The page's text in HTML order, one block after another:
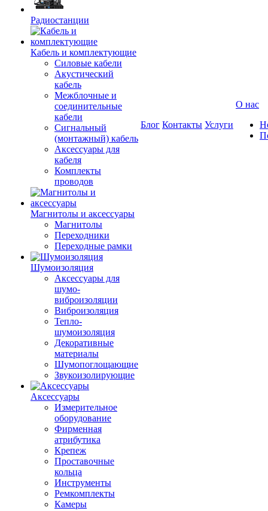
Радиостанции
Кабель и комплектующие
Силовые кабели
Акустический
кабель
Межблочные и
соединительные
кабели
Сигнальный
(монтажный) кабель
Аксессуары для
кабеля
Комплекты
проводов
Магнитолы и аксессуары
Магнитолы
Переходники
Переходные рамки
Шумоизоляция
Аксессуары для
шумо-
виброизоляции
Виброизоляция
Тепло-
шумоизоляция
Декоративные
материалы
Шумопоглощающие
Звукоизолирующие
Аксессуары
Измерительное
оборудование
Фирменная
атрибутика
Крепеж
Проставочные
кольца
Инструменты
Ремкомплекты
Камеры
Блог Контакты Услуги
О нас